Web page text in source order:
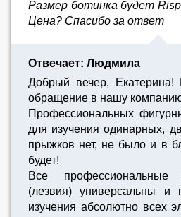
Размер ботинка будет
Цена? Спасибо за ответ
Отвечает: Людмила
Добрый вечер, Екатерина!
обращение в нашу
Профессиональных
для изучения одинарных,
прыжков нет, не было и в
будет!
Все профессиональные
(лезвия) универсальны и
изучения абсолютно всех